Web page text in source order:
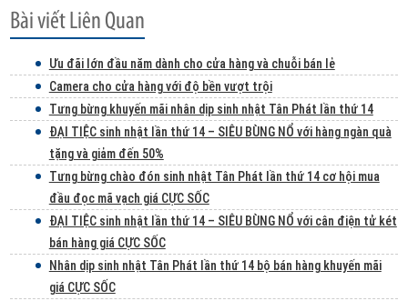
Ưu đãi lớn đầu năm dành cho cửa hàng và chuỗi bán lẻ
Camera cho cửa hàng với độ bền vượt trội
Tưng bừng khuyến mãi nhân dịp sinh nhật Tân Phát lần thứ 14
ĐẠI TIỆC sinh nhật lần thứ 14 – SIÊU BÙNG NỔ với hàng ngàn quà
tặng và giảm đến 50%
Tưng bừng chào đón sinh nhật Tân Phát lần thứ 14 cơ hội mua
đầu đọc mã vạch giá CỰC SỐC
ĐẠI TIỆC sinh nhật lần thứ 14 – SIÊU BÙNG NỔ với cân điện tử két
bán hàng giá CỰC SỐC
Nhân dịp sinh nhật Tân Phát lần thứ 14 bộ bán hàng khuyến mãi
giá CỰC SỐC